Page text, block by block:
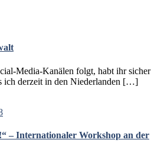
Media-Kanälen folgt, habt ihr sicher
ich derzeit in den Niederlanden […]
– Internationaler Workshop an der